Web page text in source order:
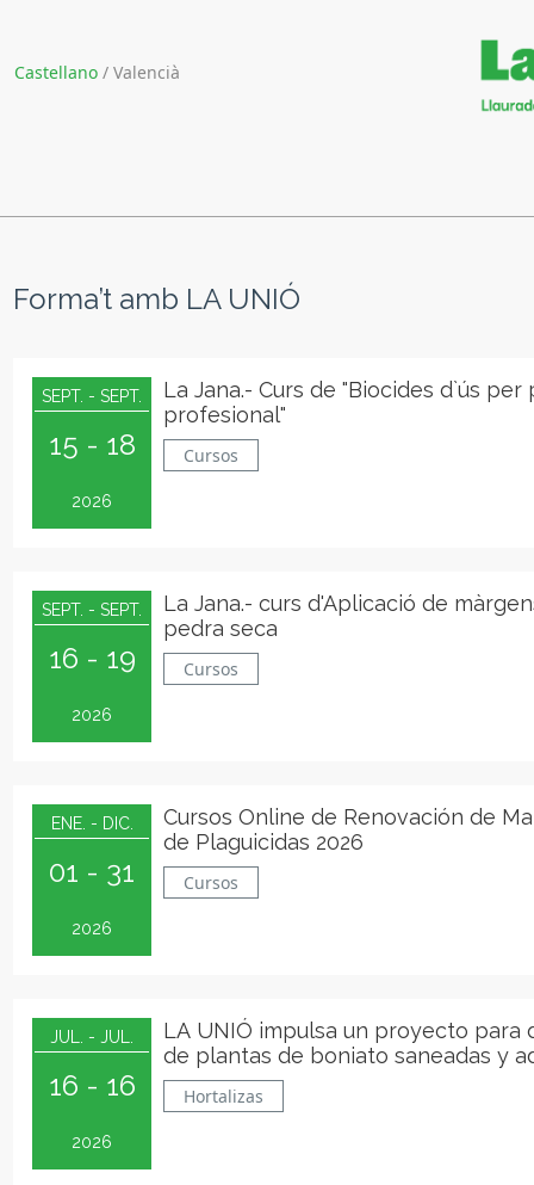
Castellano / Valencià
Forma’t amb LA UNIÓ
SEPT. - SEPT.
15 - 18
2026
La Jana.- Curs de "Biocides d`ús per
profesional"
Cursos
SEPT. - SEPT.
16 - 19
2026
La Jana.- curs d'Aplicació de
pedra seca
Cursos
ENE. - DIC.
01 - 31
2026
Cursos Online de Renovación de
de Plaguicidas 2026
Cursos
JUL. - JUL.
16 - 16
2026
LA UNIÓ impulsa un proyecto para
de plantas de boniato saneadas y
a las condiciones de cultivo
Hortalizas